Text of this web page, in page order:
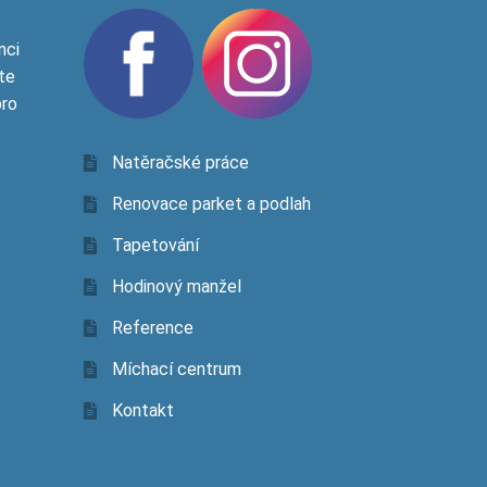
Natěračské práce
Renovace parket a podlah
Tapetování
Hodinový manžel
Reference
Míchací centrum
Kontakt